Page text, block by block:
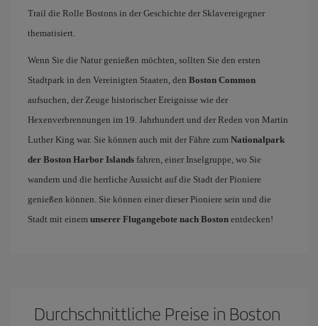
Trail die Rolle Bostons in der Geschichte der Sklavereigegner
thematisiert.
Wenn Sie die Natur genießen möchten, sollten Sie den ersten
Stadtpark in den Vereinigten Staaten, den Boston Common
aufsuchen, der Zeuge historischer Ereignisse wie der
Hexenverbrennungen im 19. Jahrhundert und der Reden von Martin
Luther King war. Sie können auch mit der Fähre zum Nationalpark
der Boston Harbor Islands fahren, einer Inselgruppe, wo Sie
wandern und die herrliche Aussicht auf die Stadt der Pioniere
genießen können. Sie können einer dieser Pioniere sein und die
Stadt mit einem unserer Flugangebote nach Boston entdecken!
Durchschnittliche Preise in Boston